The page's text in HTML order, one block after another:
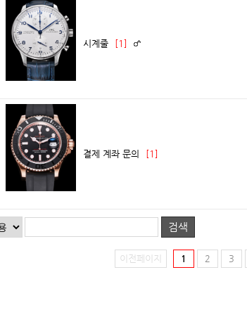
시계줄 [1]
결제 계좌 문의 [1]
검색
이전페이지 1 2 3